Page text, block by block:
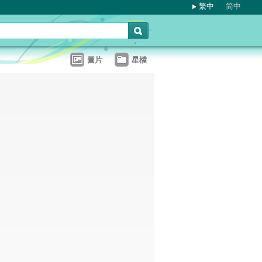
繁中 简中
圖片 星檔